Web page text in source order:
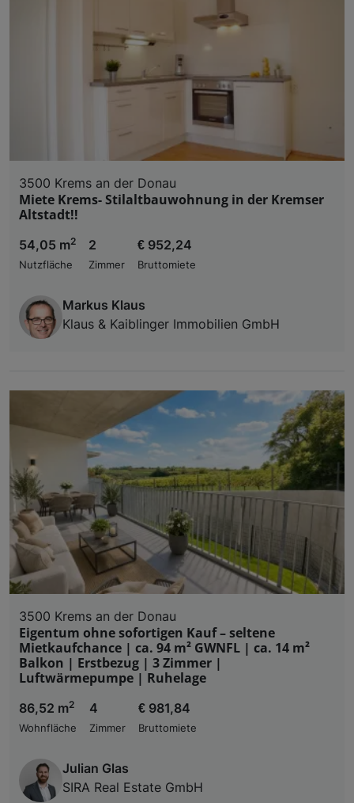
3500 Krems an der Donau
Miete Krems- Stilaltbauwohnung in der Kremser
Altstadt!!
54,05 m2
Nutzfläche
2
Zimmer
€ 952,24
Bruttomiete
Markus Klaus
Klaus & Kaiblinger Immobilien GmbH
3500 Krems an der Donau
Eigentum ohne sofortigen Kauf – seltene
Mietkaufchance | ca. 94 m² GWNFL | ca. 14 m²
Balkon | Erstbezug | 3 Zimmer |
Luftwärmepumpe | Ruhelage
86,52 m2
Wohnfläche
4
Zimmer
€ 981,84
Bruttomiete
Julian Glas
SIRA Real Estate GmbH